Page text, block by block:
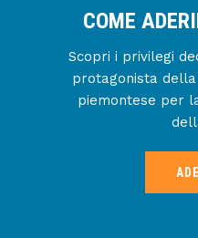
COME
Scopri i privilegi
protagonista
piemontese per